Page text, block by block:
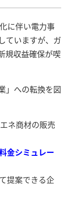
に伴い電力事
ていますが、ガ
規収益確保が喫
」への転換を図
ネ商材の販売
金シミュレー
提案できる企